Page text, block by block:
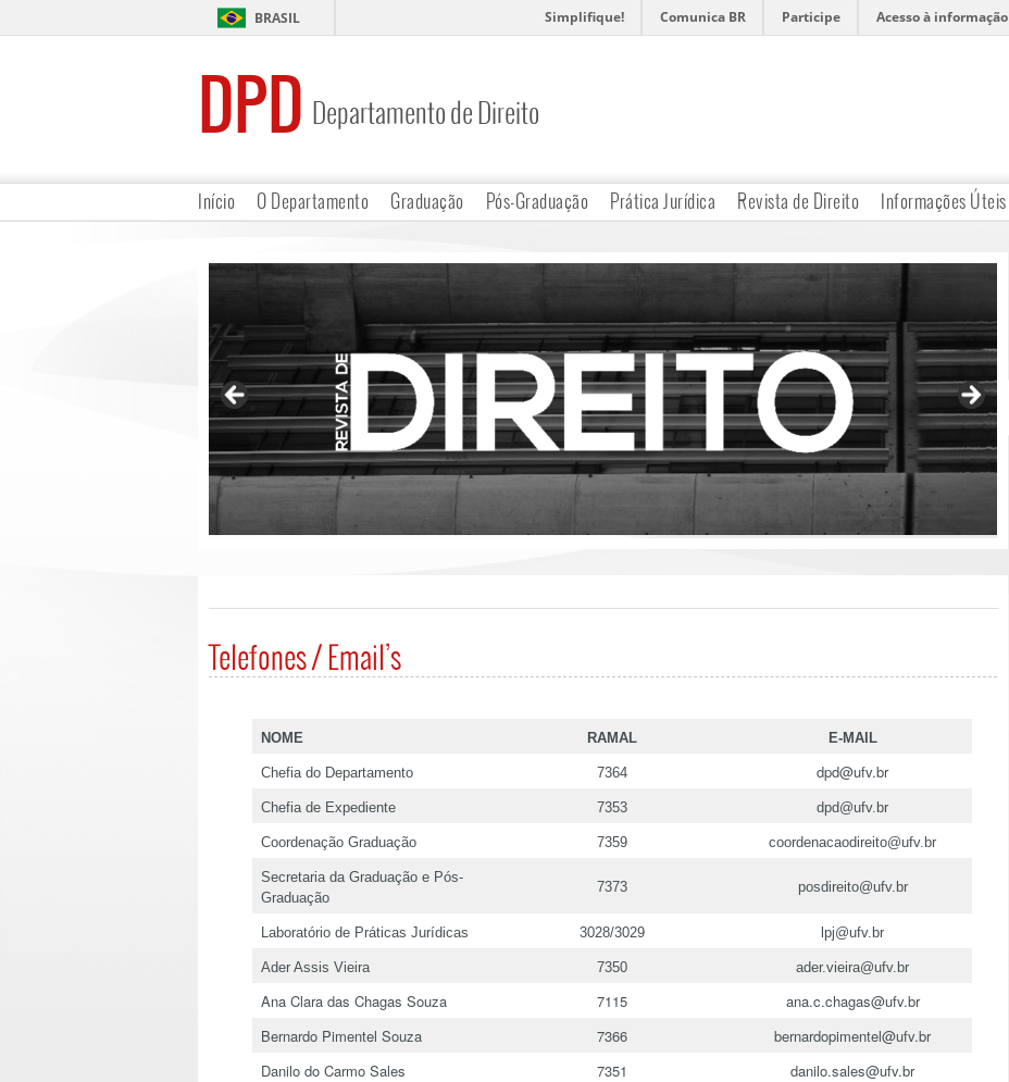
BRASIL Simplifique! Comunica BR Participe Acesso à informação
DPD Departamento de Direito
Início O Departamento Graduação Pós-Graduação Prática Jurídica Revista de Direito Informações Úteis
Telefones / Email’s
NOME RAMAL E-MAIL
Chefia do Departamento 7364 dpd@ufv.br
Chefia de Expediente 7353 dpd@ufv.br
Coordenação Graduação 7359 coordenacaodireito@ufv.br
Secretaria da Graduação e Pós-
Graduação
7373 posdireito@ufv.br
Laboratório de Práticas Jurídicas 3028/3029 lpj@ufv.br
Ader Assis Vieira 7350 ader.vieira@ufv.br
Ana Clara das Chagas Souza 7115
ana.c.chagas@ufv.br
Bernardo Pimentel Souza
7366
bernardopimentel@ufv.br
Danilo do Carmo Sales
7351 danilo.sales@ufv.br